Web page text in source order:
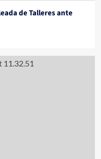
de Talleres ante